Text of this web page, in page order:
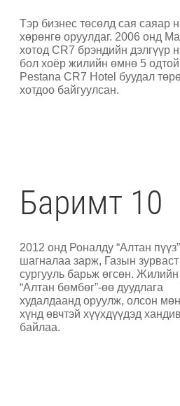
Тэр бизнес төсөлд сая саяар
хөрөнгө оруулдаг. 2006 онд
хотод CR7 брэндийн дэлгүүр
бол хоёр жилийн өмнө 5 одтой
Pestana CR7 Hotel буудал
хотдоо байгуулсан.
Баримт 10
2012 онд Роналду “Алтан пүүз”
шагналаа зарж, Газын зурваст
сургууль барьж өгсөн.
“Алтан бөмбөг”-өө дуудлага
худалдаанд оруулж, олсон
хүнд өвчтэй хүүхдүүдэд
байлаа.